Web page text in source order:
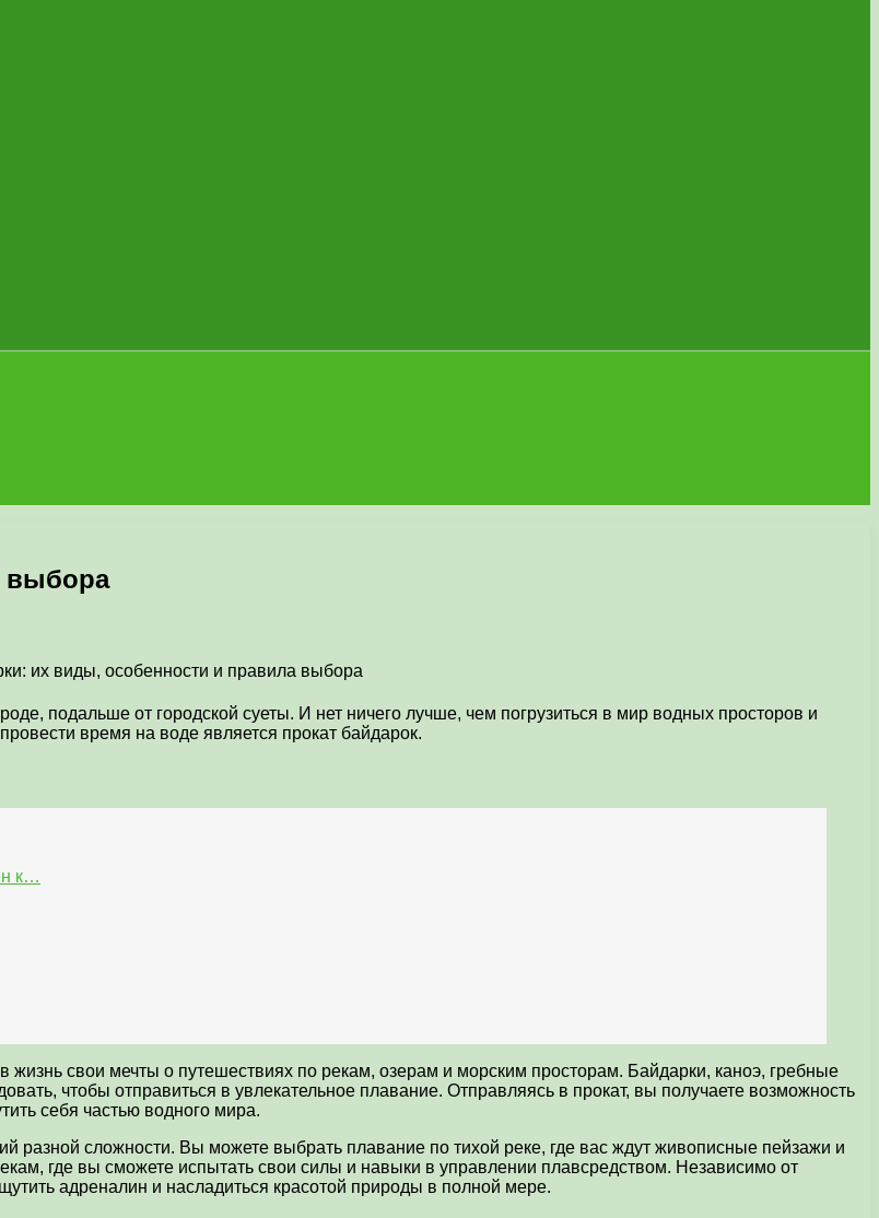
выбора
подальше от городской суеты. И нет ничего лучше, чем погрузиться в мир водных просторов и
время на воде является прокат байдарок.
к…
жизнь свои мечты о путешествиях по рекам, озерам и морским просторам. Байдарки, каноэ, гребные
чтобы отправиться в увлекательное плавание. Отправляясь в прокат, вы получаете возможность
себя частью водного мира.
разной сложности. Вы можете выбрать плавание по тихой реке, где вас ждут живописные пейзажи и
где вы сможете испытать свои силы и навыки в управлении плавсредством. Независимо от
адреналин и насладиться красотой природы в полной мере.